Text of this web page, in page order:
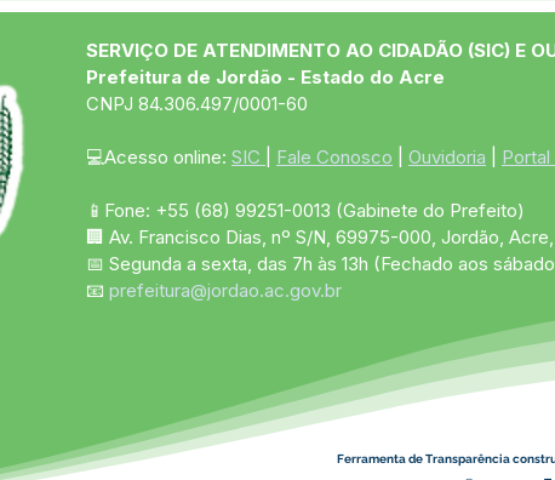
origens e celebra o talento
da juventude jordãoense
SERVIÇO DE ATENDIMENTO AO CIDADÃO (SIC) E
Prefeitura de Jordão - Estado do Acre
CNPJ 84.306.497/0001-60
💻Acesso online: SIC Fale Conosco Ouvidoria
📱Fone: +55 (68) 99251-0013 (Gabinete do Prefeito)
🏢 Av. Francisco Dias, nº S/N, 69975-000, Jordão,
📅 Segunda a sexta, das 7h às 13h (Fechado aos
📧 prefeitura@jordao.ac.gov.br
Ferramenta de Transparência